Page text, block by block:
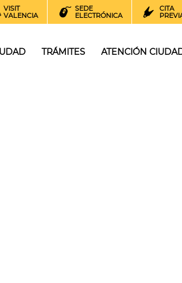
VISIT
VALENCIA
SEDE
ELECTRÓNICA
CITA
TRÁMITES ATENCIÓN